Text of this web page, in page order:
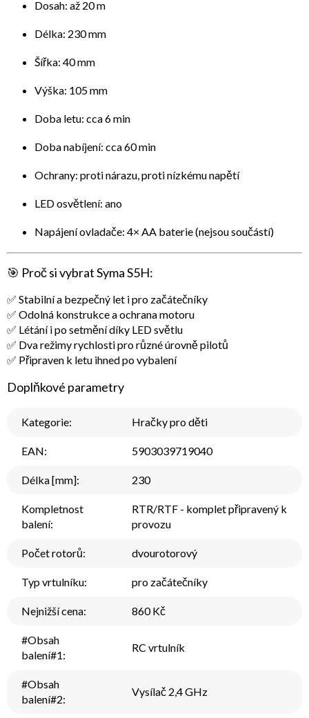
Dosah: až 20 m
Délka: 230 mm
Šířka: 40 mm
Výška: 105 mm
Doba letu: cca 6 min
Doba nabíjení: cca 60 min
Ochrany: proti nárazu, proti nízkému napětí
LED osvětlení: ano
Napájení ovladače: 4× AA baterie (nejsou součástí)
🎯 Proč si vybrat Syma S5H:
✅ Stabilní a bezpečný let i pro začátečníky
✅ Odolná konstrukce a ochrana motoru
✅ Létání i po setmění díky LED světlu
✅ Dva režimy rychlosti pro různé úrovně pilotů
✅ Připraven k letu ihned po vybalení
Doplňkové parametry
Kategorie: Hračky pro děti
EAN: 5903039719040
Délka [mm]: 230
Kompletnost
balení:
RTR/RTF - komplet připravený k
provozu
Počet rotorů: dvourotorový
Typ vrtulníku: pro začátečníky
Nejnižší cena: 860 Kč
#Obsah
balení#1:
RC vrtulník
#Obsah
balení#2:
Vysílač 2,4 GHz